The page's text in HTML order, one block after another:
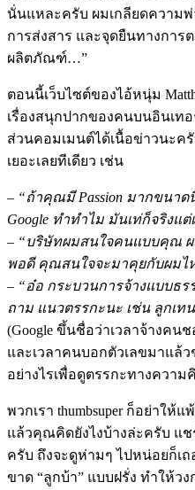
นั่นแหละครับ ผมเกลียดความพ่
การส่งสาร และจุดยืนทางกา
ผลิตภัณฑ์…”
ตอนนี้เว็บไซต์ของไอ้หนุ่ม
เรื่องสนุกปากของคนบนอินเท
ส่วนคอมเมนต์ได้เนื้อข่าวนะ
เยอะเลยทีเดียว เช่น
– “ถ้าคุณมี Passion มากขนาด
Google ทำทำไม มันเท่ก็จริงแ
– “บริษัทผมสนใจคนแบบคุณ ผ
พอดี คุณสนใจจะมาคุยกับผมไ
– “อ๋อ กระบวนการจ้างแบบธร
ถาม แนวตรรกะนะ เช่น ลูกเท
(Google ขึ้นชื่อว่าเวลาจ้างคน
และเวลาคนบอกตัวเลขมาแล้
อย่างไรเพื่อดูตรรกะทางความ
พวกเรา thumbsuper ก็อย่าใ
แล้วคุณคิดยังไงบ้างล่ะครับ แ
ครับ ถึงจะดูห่ามๆ ไปหน่อยก็เ
ขาด “ลูกบ้า” แบบฝรั่ง ทำให้ว